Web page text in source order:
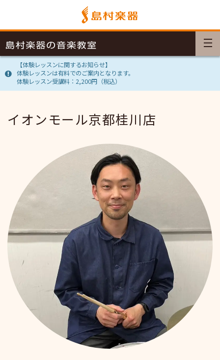
【体験レッスンに関するお知らせ】
体験レッスンは有料でのご案内となります。
体験レッスン受講料：2,200円（税込）
イオンモール京都桂川店